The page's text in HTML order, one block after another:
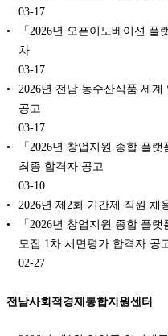
03-17
「2026년 오픈이노베이션
차
03-17
2026년 전남 농수산식품 세
공고
03-17
「2026년 창업지원 종합 플
최종 합격자 공고
03-10
2026년 제2회 기간제 직원 채
「2026년 창업지원 종합 플
모집 1차 서면평가 합격자 공
02-27
전남사회적경제통합지원센터